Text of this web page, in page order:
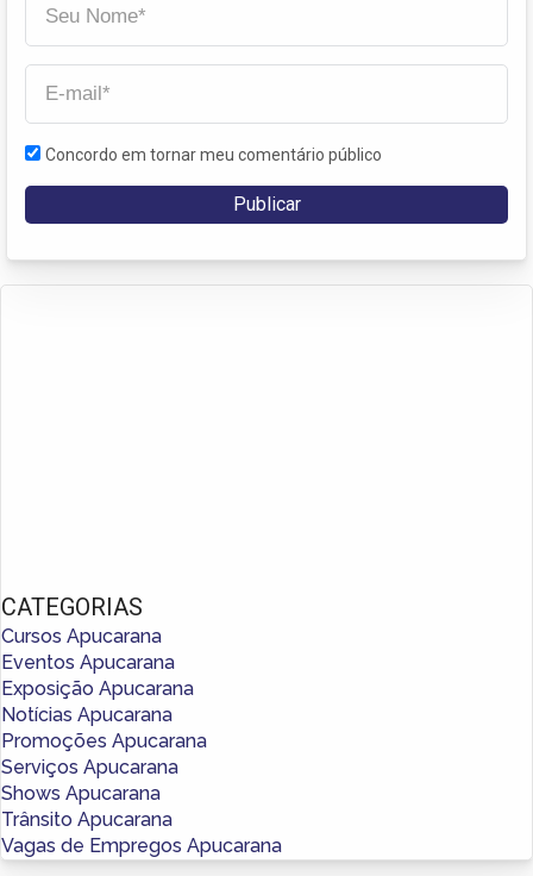
Concordo em tornar meu comentário público
CATEGORIAS
Cursos Apucarana
Eventos Apucarana
Exposição Apucarana
Notícias Apucarana
Promoções Apucarana
Serviços Apucarana
Shows Apucarana
Trânsito Apucarana
Vagas de Empregos Apucarana